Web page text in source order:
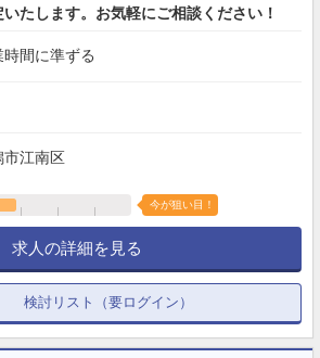
たします。お気軽にご相談ください！
時間に準ずる
市江南区
今が狙い目！
求人の詳細を見る
検討リスト（要ログイン）